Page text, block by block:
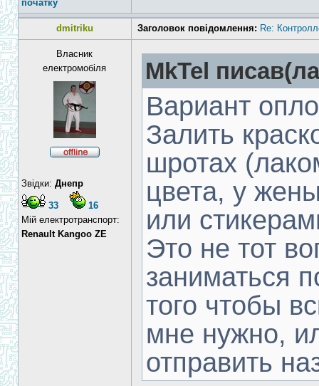
початку
dmitriku Заголовок повідомлення: Re:
Власник
електромобіля
Звідки: Днепр
33
16
Мій електротранспорт:
Renault Kangoo ZE
MkTel
Вариант
Залить
шротах
цвета, у
или
Это не тот
заниматься
того чтобы
мне нужно,
отправить